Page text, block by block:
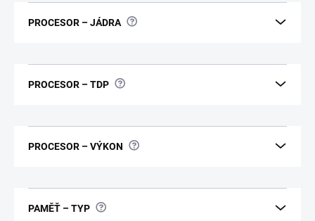
PROCESOR – JÁDRA ?
PROCESOR – TDP ?
PROCESOR – VÝKON ?
PAMĚŤ – TYP ?